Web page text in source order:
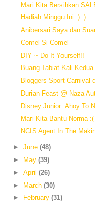
Mari Kita Bersihkan
Hadiah Minggu Ini :) :)
Anibersari Saya dan
Comel Si Comel
DIY ~ Do It Yourself!!
Buang Tabiat Kali Kedua
Bloggers Sport Carnival
Durian Feast @ Naza
Disney Junior: Ahoy To
Mari Kita Bantu Norma :(
NCIS Agent In The
► June (48)
►
May (39)
► April (26)
► March (30)
►
February (31)